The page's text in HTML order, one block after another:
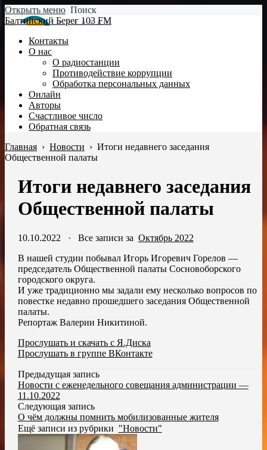
Открыть меню Поиск
Балтийский Берег 103 FM
Контакты
О нас
О радиостанции
Противодействие коррупции
Обработка персональных данных
Онлайн
Авторы
Счастливое число
Обратная связь
Главная › Новости › Итоги недавнего заседания
Общественной палаты
Итоги недавнего заседания
Общественной палаты
10.10.2022 · Все записи за Октябрь 2022
В нашей студии побывал Игорь Игоревич Горелов —
председатель Общественной палаты Сосновоборского
городского округа.
И уже традиционно мы задали ему несколько вопросов по
повестке недавно прошедшего заседания Общественной
палаты.
Репортаж Валерии Никитиной.
Прослушать и скачать с Я.Диска
Прослушать в группе ВКонтакте
Предыдущая запись
Новости с еженедельного совещания администрации —
11.10.2022
Следующая запись
О чём должны помнить мобилизованные жителя
Ещё записи из рубрики "Новости"